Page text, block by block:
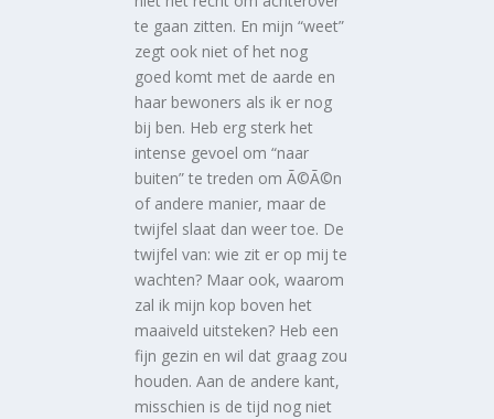
te gaan zitten. En mijn “weet”
zegt ook niet of het nog
goed komt met de aarde en
haar bewoners als ik er nog
bij ben. Heb erg sterk het
intense gevoel om “naar
buiten” te treden om Ã©Ã©n
of andere manier, maar de
twijfel slaat dan weer toe. De
twijfel van: wie zit er op mij te
wachten? Maar ook, waarom
zal ik mijn kop boven het
maaiveld uitsteken? Heb een
fijn gezin en wil dat graag zou
houden. Aan de andere kant,
misschien is de tijd nog niet